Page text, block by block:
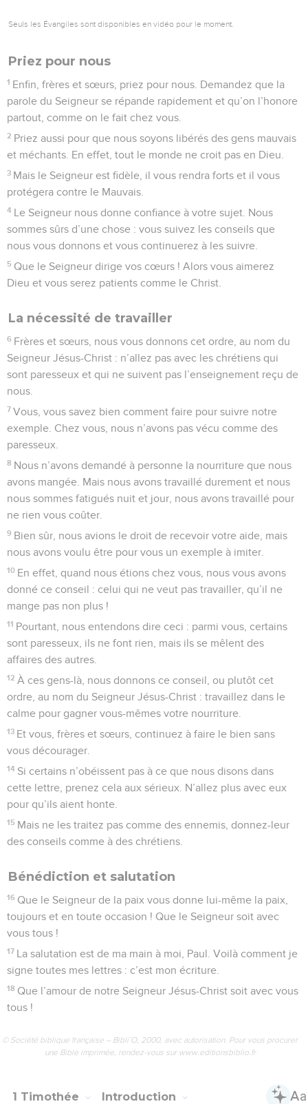
Seuls les Évangiles sont disponibles en vidéo pour le moment.
Priez pour nous
1 Enfin, frères et sœurs, priez pour nous. Demandez que la
parole du Seigneur se répande rapidement et qu’on l’honore
partout, comme on le fait chez vous.
2 Priez aussi pour que nous soyons libérés des gens mauvais
et méchants. En effet, tout le monde ne croit pas en Dieu.
3 Mais le Seigneur est fidèle, il vous rendra forts et il vous
protégera contre le Mauvais.
4 Le Seigneur nous donne confiance à votre sujet. Nous
sommes sûrs d’une chose : vous suivez les conseils que
nous vous donnons et vous continuerez à les suivre.
5 Que le Seigneur dirige vos cœurs ! Alors vous aimerez
Dieu et vous serez patients comme le Christ.
La nécessité de travailler
6 Frères et sœurs, nous vous donnons cet ordre, au nom du
Seigneur Jésus-Christ : n’allez pas avec les chrétiens qui
sont paresseux et qui ne suivent pas l’enseignement reçu de
nous.
7 Vous, vous savez bien comment faire pour suivre notre
exemple. Chez vous, nous n’avons pas vécu comme des
paresseux.
8 Nous n’avons demandé à personne la nourriture que nous
avons mangée. Mais nous avons travaillé durement et nous
nous sommes fatigués nuit et jour, nous avons travaillé pour
ne rien vous coûter.
9 Bien sûr, nous avions le droit de recevoir votre aide, mais
nous avons voulu être pour vous un exemple à imiter.
10 En effet, quand nous étions chez vous, nous vous avons
donné ce conseil : celui qui ne veut pas travailler, qu’il ne
mange pas non plus !
11 Pourtant, nous entendons dire ceci : parmi vous, certains
sont paresseux, ils ne font rien, mais ils se mêlent des
affaires des autres.
12 À ces gens-là, nous donnons ce conseil, ou plutôt cet
ordre, au nom du Seigneur Jésus-Christ : travaillez dans le
calme pour gagner vous-mêmes votre nourriture.
13 Et vous, frères et sœurs, continuez à faire le bien sans
vous décourager.
14 Si certains n’obéissent pas à ce que nous disons dans
cette lettre, prenez cela aux sérieux. N’allez plus avec eux
pour qu’ils aient honte.
15 Mais ne les traitez pas comme des ennemis, donnez-leur
des conseils comme à des chrétiens.
Bénédiction et salutation
16 Que le Seigneur de la paix vous donne lui-même la paix,
toujours et en toute occasion ! Que le Seigneur soit avec
vous tous !
17 La salutation est de ma main à moi, Paul. Voilà comment je
signe toutes mes lettres : c’est mon écriture.
18 Que l’amour de notre Seigneur Jésus-Christ soit avec vous
tous !
© Société biblique française – Bibli’O, 2000, avec autorisation. Pour vous procurer
une Bible imprimée, rendez-vous sur www.editionsbiblio.fr
1 Timothée Introduction